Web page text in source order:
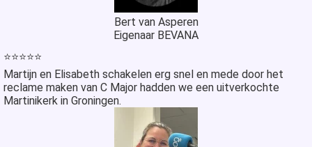
Bert van Asperen
Eigenaar BEVANA
⭐⭐⭐⭐⭐
Martijn en Elisabeth schakelen erg snel en mede door het
reclame maken van C Major hadden we een uitverkochte
Martinikerk in Groningen.